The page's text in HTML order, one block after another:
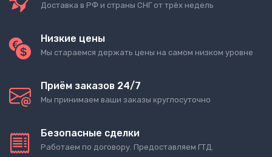
Доставка в РФ и страны СНГ от трёх недель
Низкие цены
Мы стараемся держать цены на самом низком уровне
Приём заказов 24/7
Мы принимаем ваши заказы круглосуточно
Безопасные сделки
Работаем по договору. Предоставляем ГТД.